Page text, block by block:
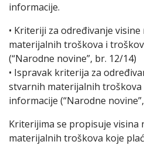
informacije.
• Kriteriji za određivanje
materijalnih troškova i
(“Narodne novine”, br. 12/14)
• Ispravak kriterija za
stvarnih materijalnih troškova
informacije (“Narodne
Kriterijima se propisuje visina
materijalnih troškova koje